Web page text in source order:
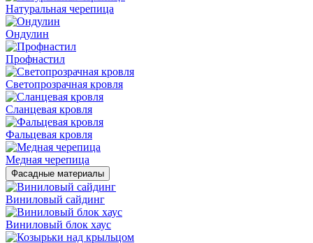
Натуральная черепица
Ондулин
Профнастил
Светопрозрачная кровля
Сланцевая кровля
Фальцевая кровля
Медная черепица
Фасадные материалы
Виниловый сайдинг
Виниловый блок хаус